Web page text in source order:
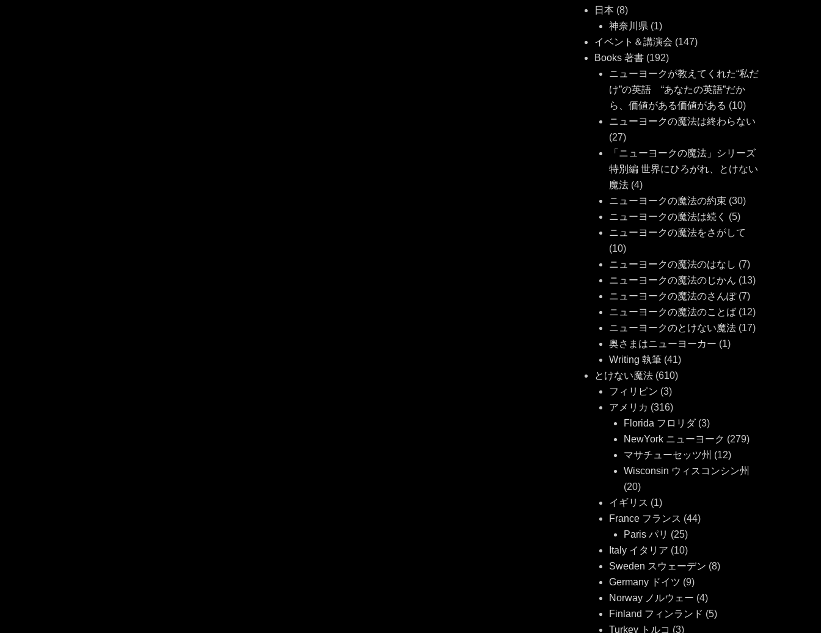
日本 (8)
神奈川県 (1)
イベント＆講演会 (147)
Books 著書 (192)
ニューヨークが教えてくれた“私だ
け”の英語 “あなたの英語”だか
ら、価値がある価値がある (10)
ニューヨークの魔法は終わらない
(27)
「ニューヨークの魔法」シリーズ
特別編 世界にひろがれ、とけない
魔法 (4)
ニューヨークの魔法の約束 (30)
ニューヨークの魔法は続く
(5)
ニューヨークの魔法をさがして
(10)
ニューヨークの魔法のはなし (7)
ニューヨークの魔法のじかん (13)
ニューヨークの魔法のさんぽ(7)
ニューヨークの魔法のことば (12)
ニューヨークのとけない魔法 (17)
奥さまはニューヨーカー (1)
Writing 執筆 (41)
とけない魔法 (610)
フィリピン (3)
アメリカ (316)
Florida フロリダ(3)
NewYork ニューヨーク (279)
マサチューセッツ州 (12)
Wisconsin ウィスコンシン州
(20)
イギリス (1)
France フランス (44)
Paris パリ (25)
Italy イタリア (10)
Sweden スウェーデン (8)
Germany ドイツ (9)
Norway ノルウェー (4)
Finland フィンランド (5)
Turkey トルコ (3)